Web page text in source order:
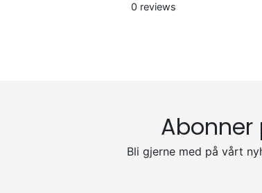
0 reviews
Bli gjerne med på vårt